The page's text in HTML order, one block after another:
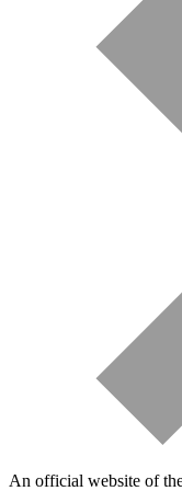
An official website of